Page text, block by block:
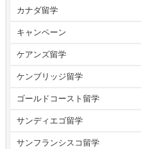
カナダ留学
キャンペーン
ケアンズ留学
ケンブリッジ留学
ゴールドコースト留学
サンディエゴ留学
サンフランシスコ留学